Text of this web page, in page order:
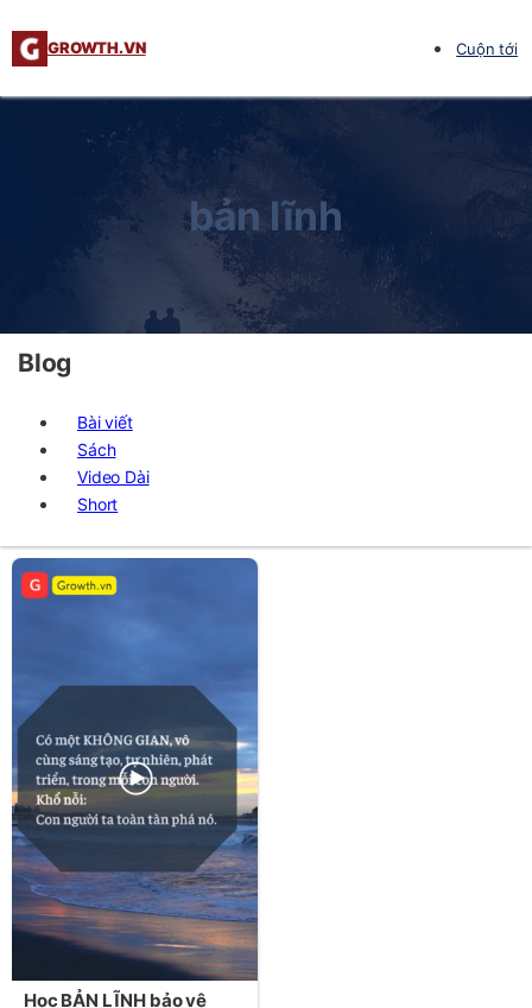
GROWTH.VN Cuộn tới
bản lĩnh
Blog
Bài viết
Sách
Video Dài
Short
Học BẢN LĨNH bảo vệ